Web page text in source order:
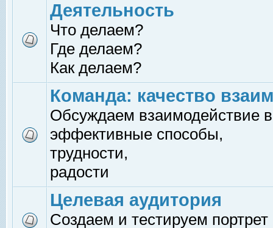
Деятельность
Что делаем?
Где делаем?
Как делаем?
Команда: качество
Обсуждаем взаимодействие
эффективные способы,
трудности,
радости
Целевая аудитория
Создаем и тестируем